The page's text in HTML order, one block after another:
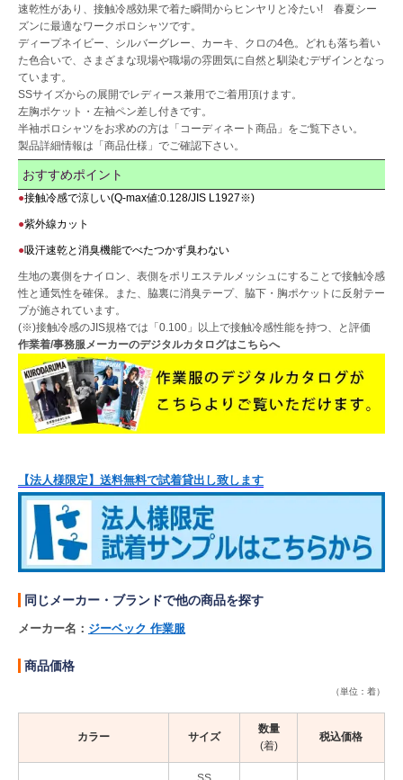
速乾性があり、接触冷感効果で着た瞬間からヒンヤリと冷たい! 春夏シー
ズンに最適なワークポロシャツです。
ディープネイビー、シルバーグレー、カーキ、クロの4色。どれも落ち着い
た色合いで、さまざまな現場や職場の雰囲気に自然と馴染むデザインとなっ
ています。
SSサイズからの展開でレディース兼用でご着用頂けます。
左胸ポケット・左袖ペン差し付きです。
半袖ポロシャツをお求めの方は「コーディネート商品」をご覧下さい。
製品詳細情報は「商品仕様」でご確認下さい。
おすすめポイント
接触冷感で涼しい(Q-max値:0.128/JIS L1927※)
紫外線カット
吸汗速乾と消臭機能でべたつかず臭わない
生地の裏側をナイロン、表側をポリエステルメッシュにすることで接触冷感
性と通気性を確保。また、脇裏に消臭テープ、脇下・胸ポケットに反射テー
プが施されています。
(※)接触冷感のJIS規格では「0.100」以上で接触冷感性能を持つ、と評価
作業着/事務服メーカーのデジタルカタログはこちらへ
【法人様限定】送料無料で試着貸出し致します
同じメーカー・ブランドで他の商品を探す
メーカー名： ジーベック 作業服
商品価格
（単位：着）
カラー サイズ
数量
(着)
税込価格